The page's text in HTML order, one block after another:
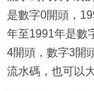
是數字0開頭，
年至1991年是數
4開頭，數字3開
流水碼，也可以